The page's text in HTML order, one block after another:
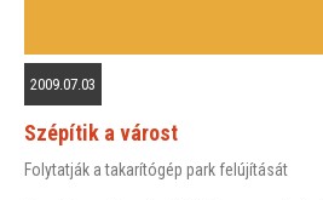
2009.07.03
Szépítik a várost
Folytatják a takarítógép park felújítását